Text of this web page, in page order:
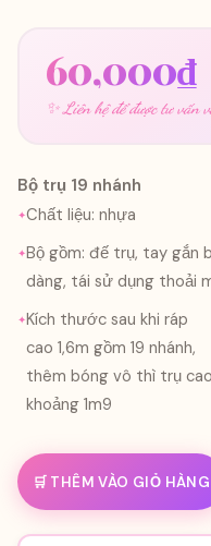
60,000₫
✨ Liên hệ để được tư vấn
Bộ trụ 19 nhánh
Chất liệu: nhựa
Bộ gồm: đế trụ, tay gắn
dàng, tái sử dụng thoải
Kích thước sau khi ráp
cao 1,6m gồm 19 nhánh,
thêm bóng vô thì trụ cao
khoảng 1m9
🛒 THÊM VÀO GIỎ HÀNG